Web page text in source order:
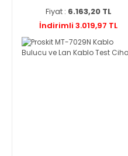
Fiyat : 6.163,20 TL
İndirimli 3.019,97 TL